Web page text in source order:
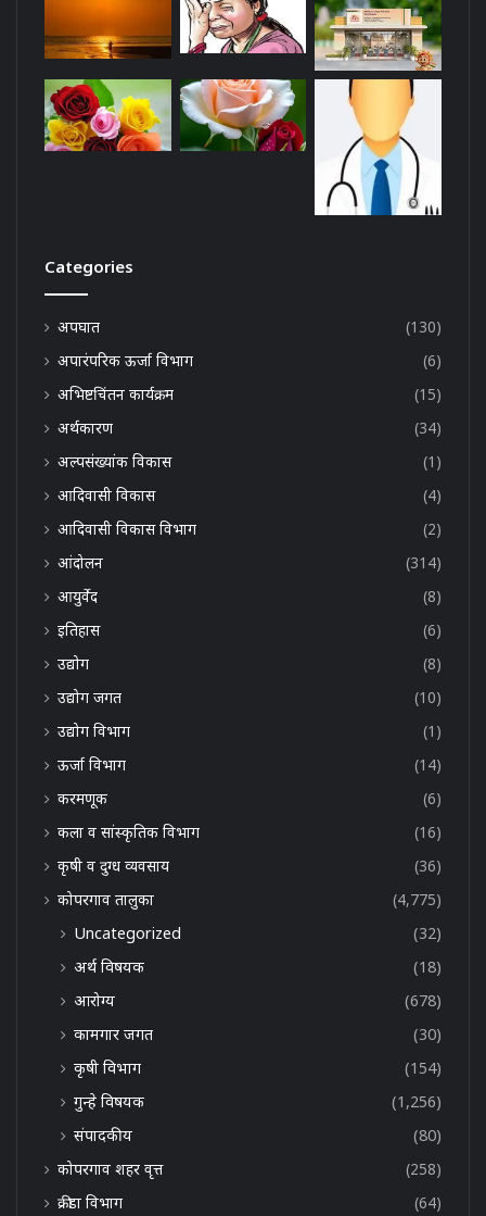
Categories
अपघात
(130)
अपारंपरिक ऊर्जा विभाग
(6)
अभिष्टचिंतन कार्यक्रम
(15)
अर्थकारण
(34)
अल्पसंख्यांक विकास
(1)
आदिवासी विकास
(4)
आदिवासी विकास विभाग
(2)
आंदोलन
(314)
आयुर्वेद
(8)
इतिहास
(6)
उद्योग
(8)
उद्योग जगत
(10)
उद्योग विभाग
(1)
ऊर्जा विभाग
(14)
करमणूक
(6)
कला व सांस्कृतिक विभाग
(16)
कृषी व दुग्ध व्यवसाय
(36)
कोपरगाव तालुका
(4,775)
Uncategorized
(32)
अर्थ विषयक
(18)
आरोग्य
(678)
कामगार जगत
(30)
कृषी विभाग
(154)
गुन्हे विषयक
(1,256)
संपादकीय
(80)
कोपरगाव शहर वृत्त
(258)
क्रीडा विभाग
(64)